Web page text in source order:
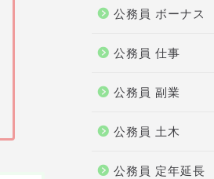
公務員 ボーナス
公務員 仕事
公務員 副業
公務員 土木
公務員 定年延長